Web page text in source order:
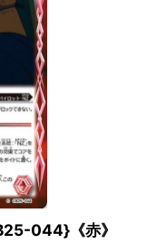
044}《赤》